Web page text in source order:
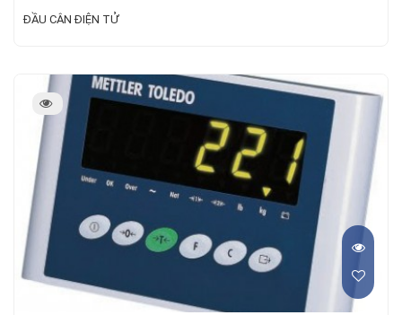
ĐẦU CÂN ĐIỆN TỬ